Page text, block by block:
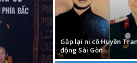
Gặp lại ni cô Huyền
động Sài Gòn